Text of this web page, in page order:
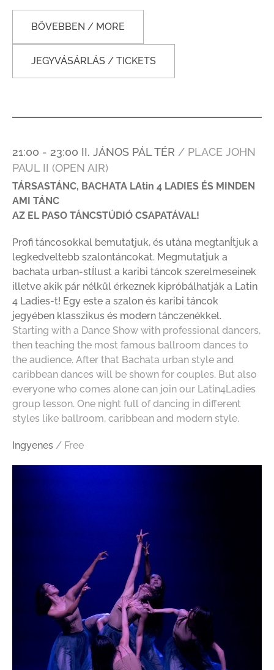
BŐVEBBEN / MORE
JEGYVÁSÁRLÁS / TICKETS
21:00 - 23:00 II. JÁNOS PÁL TÉR / PLACE JOHN
PAUL II (OPEN AIR)
TÁRSASTÁNC, BACHATA LAtin 4 LADIES ÉS MINDEN
AMI TÁNC
AZ EL PASO TÁNCSTÚDIÓ CSAPATÁVAL!
Profi táncosokkal bemutatjuk, és utána megtanÍtjuk a
legkedveltebb szalontáncokat. Megmutatjuk a
bachata urban-stÍlust a karibi táncok szerelmeseinek
illetve akik pár nélkül érkeznek kipróbálhatják a Latin
4 Ladies-t! Egy este a szalon és karibi táncok
jegyében klasszikus és modern tánczenékkel.
Starting with a Dance Show with professional dancers,
then teaching the most famous ballroom dances to
the audience. After that Bachata urban style and
caribbean dances will be shown for couples. But also
everyone who comes alone can join our Latin4Ladies
group lesson. One night full of dancing in different
styles like ballroom, caribbean and modern style.
Ingyenes / Free